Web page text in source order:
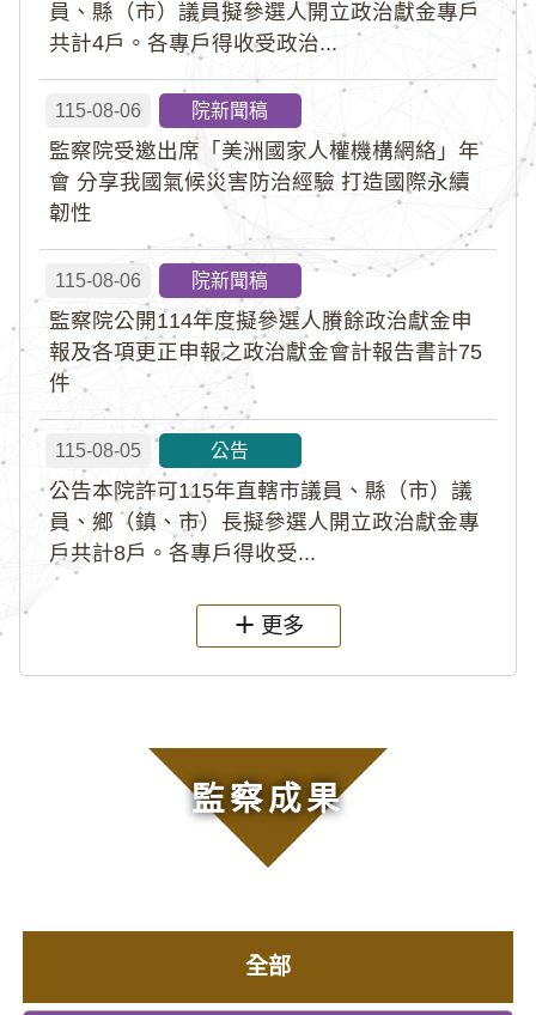
員、縣（市）議員擬參選人開立政治獻金專戶
共計4戶。各專戶得收受政治...
115-08-06 院新聞稿
監察院受邀出席「美洲國家人權機構網絡」年
會 分享我國氣候災害防治經驗 打造國際永續
韌性
115-08-06 院新聞稿
監察院公開114年度擬參選人賸餘政治獻金申
報及各項更正申報之政治獻金會計報告書計75
件
115-08-05 公告
公告本院許可115年直轄市議員、縣（市）議
員、鄉（鎮、市）長擬參選人開立政治獻金專
戶共計8戶。各專戶得收受...
更多
監察成果
全部